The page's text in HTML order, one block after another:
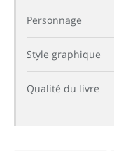
Personnage
Style graphique
Qualité du livre